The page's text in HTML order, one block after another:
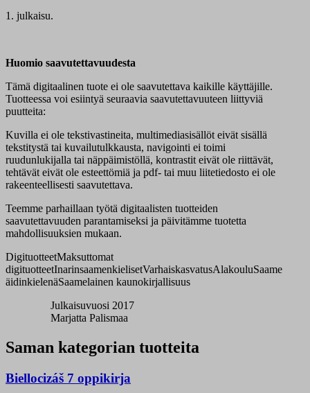
1. julkaisu.
Huomio saavutettavuudesta
Tämä digitaalinen tuote ei ole saavutettava kaikille käyttäjille.
Tuotteessa voi esiintyä seuraavia saavutettavuuteen liittyviä
puutteita:
Kuvilla ei ole tekstivastineita, multimediasisällöt eivät sisällä
tekstitystä tai kuvailutulkkausta, navigointi ei toimi
ruudunlukijalla tai näppäimistöllä, kontrastit eivät ole riittävät,
tehtävät eivät ole esteettömiä ja pdf- tai muu liitetiedosto ei ole
rakeenteellisesti saavutettava.
Teemme parhaillaan työtä digitaalisten tuotteiden
saavutettavuuden parantamiseksi ja päivitämme tuotetta
mahdollisuuksien mukaan.
DigituotteetMaksuttomat
digituotteetInarinsaamenkielisetVarhaiskasvatusAlakouluSaame
äidinkielenäSaamelainen kaunokirjallisuus
Julkaisuvuosi 2017
Marjatta Palismaa
Saman kategorian tuotteita
Biellocizáš 7 oppikirja